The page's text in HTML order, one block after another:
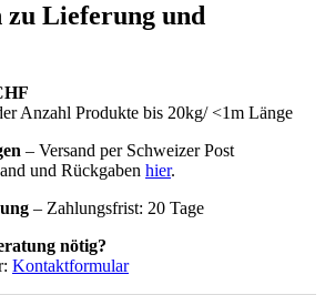
Lieferung und
Anzahl Produkte bis 20kg/ <1m Länge
– Versand per Schweizer Post
und Rückgaben hier.
– Zahlungsfrist: 20 Tage
nötig?
Kontaktformular